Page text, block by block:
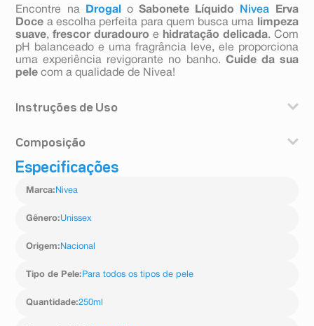
Encontre na Drogal oSabonete Líquido Nivea
Erva
Doce a escolha perfeita para quem busca uma
limpeza
suave,frescor duradouro e hidratação delicada. Com
pH balanceado e uma fragrância leve, ele proporciona
uma experiência revigorante no banho. Cuide da sua
pele com a qualidade de Nivea!
Instruções de Uso
Massageie suavemente na pele molhada até formar
Uma unidade de embalagem contém 250ml
Composição
Aqua; Sodium Laureth Sulfate; Cocamidopropyl
Foeniculum Vulgare Fruit Extract; PEG-200
Cocoate; PEG-40 Hydrogenated Castor Oil; Glycol
Trisodium EDTA; Sodium Benzoate; Benzoic Acid;
Especificações
Marca: Nivea
Gênero:Unissex
Origem: Nacional
Tipo de Pele: Para todos os tipos de pele
Quantidade:250ml